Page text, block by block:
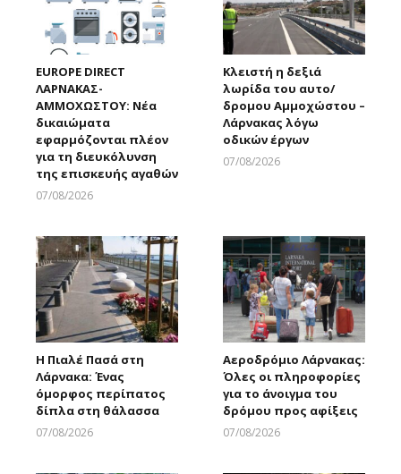
EUROPE DIRECT
ΛΑΡΝΑΚΑΣ-
ΑΜΜΟΧΩΣΤΟΥ: Νέα
δικαιώματα
εφαρμόζονται πλέον
για τη διευκόλυνση
της επισκευής αγαθών
07/08/2026
Κλειστή η δεξιά
λωρίδα του αυτο/
δρομου Αμμοχώστου –
Λάρνακας λόγω
οδικών έργων
07/08/2026
Η Πιαλέ Πασά στη
Λάρνακα: Ένας
όμορφος περίπατος
δίπλα στη θάλασσα
07/08/2026
Αεροδρόμιο Λάρνακας:
Όλες οι πληροφορίες
για το άνοιγμα του
δρόμου προς αφίξεις
07/08/2026